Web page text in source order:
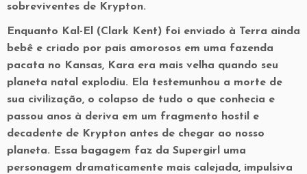
sobreviventes de Krypton.
Enquanto Kal-El (Clark Kent) foi enviado à Terra ainda
bebê e criado por pais amorosos em uma fazenda
pacata no Kansas, Kara era mais velha quando seu
planeta natal explodiu. Ela testemunhou a morte de
sua civilização, o colapso de tudo o que conhecia e
passou anos à deriva em um fragmento hostil e
decadente de Krypton antes de chegar ao nosso
planeta. Essa bagagem faz da Supergirl uma
personagem dramaticamente mais calejada, impulsiva